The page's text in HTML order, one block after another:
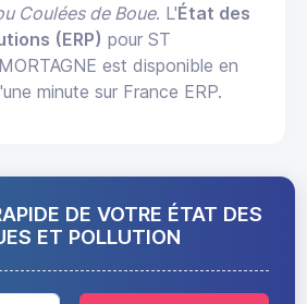
Coulées de Boue. L'État des
(ERP) pour ST
est disponible en
minute sur France ERP.
DE VOTRE ÉTAT DES
ET POLLUTION